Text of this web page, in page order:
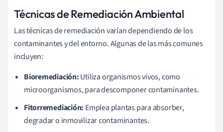
Técnicas de Remediación Ambiental
Las técnicas de remediación varían dependiendo de los
contaminantes y del entorno. Algunas de las más comunes
incluyen:
Bioremediación:Utiliza organismos vivos, como
microorganismos, para descomponer contaminantes.
Fitorremediación: Emplea plantas para absorber,
degradar o inmovilizar contaminantes.